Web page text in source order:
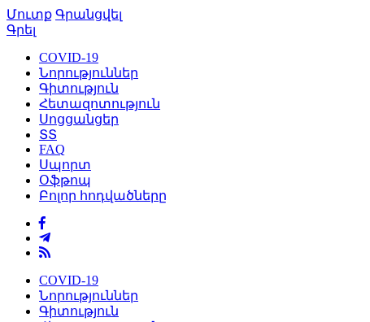
Մուտք Գրանցվել
Գրել
COVID-19
Նորություններ
Գիտություն
Հետազոտություն
Սոցցանցեր
ՏՏ
FAQ
Սպորտ
Օֆթոպ
Բոլոր հոդվածները
COVID-19
Նորություններ
Գիտություն